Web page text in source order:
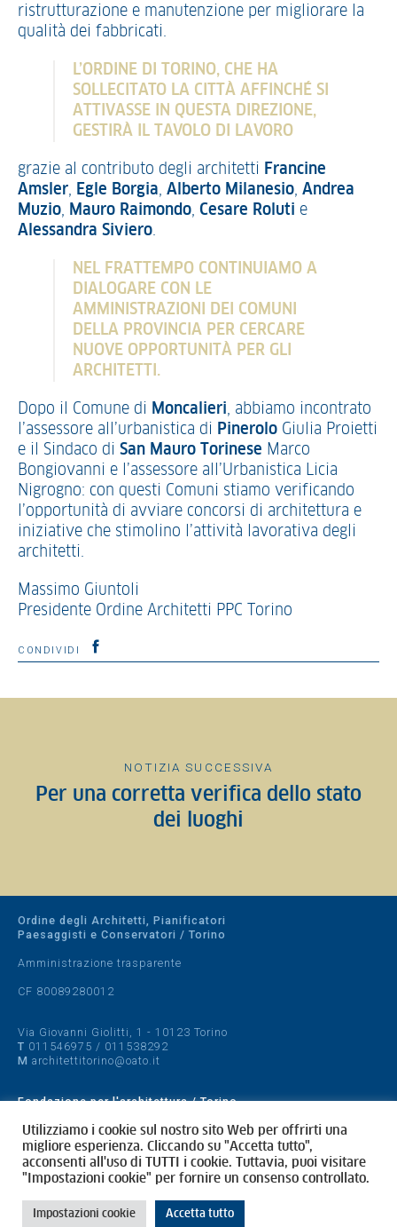
ristrutturazione e manutenzione per migliorare la
qualità dei fabbricati.
L’ORDINE DI TORINO, CHE HA
SOLLECITATO LA CITTÀ AFFINCHÉ SI
ATTIVASSE IN QUESTA DIREZIONE,
GESTIRÀ IL TAVOLO DI LAVORO
grazie al contributo degli architetti Francine
Amsler, Egle Borgia, Alberto Milanesio, Andrea
Muzio, Mauro Raimondo, Cesare Roluti e
Alessandra Siviero.
NEL FRATTEMPO CONTINUIAMO A
DIALOGARE CON LE
AMMINISTRAZIONI DEI COMUNI
DELLA PROVINCIA PER CERCARE
NUOVE OPPORTUNITÀ PER GLI
ARCHITETTI.
Dopo il Comune di Moncalieri, abbiamo incontrato
l’assessore all’urbanistica di Pinerolo Giulia Proietti
e il Sindaco di San Mauro Torinese Marco
Bongiovanni e l’assessore all’Urbanistica Licia
Nigrogno: con questi Comuni stiamo verificando
l’opportunità di avviare concorsi di architettura e
iniziative che stimolino l’attività lavorativa degli
architetti.
Massimo Giuntoli
Presidente Ordine Architetti PPC Torino
CONDIVIDI
NOTIZIA SUCCESSIVA
Per una corretta verifica dello stato
dei luoghi
Ordine degli Architetti, Pianificatori
Paesaggisti e Conservatori / Torino
Amministrazione trasparente
CF 80089280012
Via Giovanni Giolitti, 1 - 10123 Torino
T 011546975 / 011538292
M architettitorino@oato.it
Fondazione per l'architettura / Torino
Designed by quattrolinee.it
Cookie Policy
Privacy Policy
Utilizziamo i cookie sul nostro sito Web per offrirti una
migliore esperienza. Cliccando su "Accetta tutto",
acconsenti all'uso di TUTTI i cookie. Tuttavia, puoi visitare
"Impostazioni cookie" per fornire un consenso controllato.
Impostazioni cookie Accetta tutto